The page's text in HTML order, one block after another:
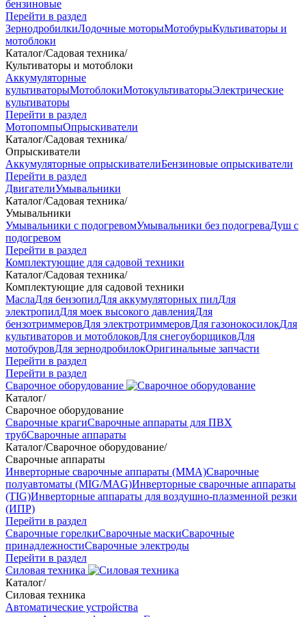
бензиновые
Перейти в раздел
ЗернодробилкиЛодочные моторыМотобурыКультиваторы и
мотоблоки
Каталог/Садовая техника/
Культиваторы и мотоблоки
Аккумуляторные
культиваторыМотоблокиМотокультиваторыЭлектрические
культиваторы
Перейти в раздел
МотопомпыОпрыскиватели
Каталог/Садовая техника/
Опрыскиватели
Аккумуляторные опрыскивателиБензиновые опрыскиватели
Перейти в раздел
ДвигателиУмывальники
Каталог/Садовая техника/
Умывальники
Умывальники с подогревомУмывальники без подогреваДуш с
подогревом
Перейти в раздел
Комплектующие для садовой техники
Каталог/Садовая техника/
Комплектующие для садовой техники
МаслаДля бензопилДля аккумуляторных пилДля
электропилДля моек высокого давленияДля
бензотриммеровДля электротриммеровДля газонокосилокДля
культиваторов и мотоблоковДля снегоуборщиковДля
мотобуровДля зернодробилокОригинальные запчасти
Перейти в раздел
Перейти в раздел
Сварочное оборудование
Каталог/
Сварочное оборудование
Сварочные крагиСварочные аппараты для ПВХ
трубСварочные аппараты
Каталог/Сварочное оборудование/
Сварочные аппараты
Инверторные сварочные аппараты (ММА)Сварочные
полуавтоматы (MIG/MAG)Инверторные сварочные аппараты
(TIG)Инверторные аппараты для воздушно-плазменной резки
(ИПР)
Перейти в раздел
Сварочные горелкиСварочные маскиСварочные
принадлежностиСварочные электроды
Перейти в раздел
Силовая техника
Каталог/
Силовая техника
Автоматические устройства